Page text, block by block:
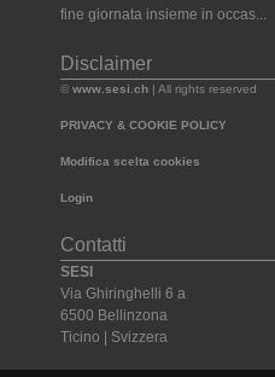
fine giornata insieme in occas...
Disclaimer
© www.sesi.ch | All rights reserved
PRIVACY & COOKIE POLICY
Modifica scelta cookies
Login
Contatti
SESI
Via Ghiringhelli 6 a
6500 Bellinzona
Ticino | Svizzera